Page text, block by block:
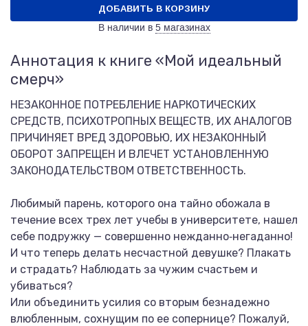
ДОБАВИТЬ В КОРЗИНУ
В наличии в 5 магазинах
Аннотация к книге «Мой идеальный
смерч»
НЕЗАКОННОЕ ПОТРЕБЛЕНИЕ НАРКОТИЧЕСКИХ
СРЕДСТВ, ПСИХОТРОПНЫХ ВЕЩЕСТВ, ИХ АНАЛОГОВ
ПРИЧИНЯЕТ ВРЕД ЗДОРОВЬЮ, ИХ НЕЗАКОННЫЙ
ОБОРОТ ЗАПРЕЩЕН И ВЛЕЧЕТ УСТАНОВЛЕННУЮ
ЗАКОНОДАТЕЛЬСТВОМ ОТВЕТСТВЕННОСТЬ.
Любимый парень, которого она тайно обожала в
течение всех трех лет учебы в университете, нашел
себе подружку — совершенно нежданно‑негаданно!
И что теперь делать несчастной девушке? Плакать
и страдать? Наблюдать за чужим счастьем и
убиваться?
Или объединить усилия со вторым безнадежно
влюбленным, сохнущим по ее сопернице? Пожалуй,